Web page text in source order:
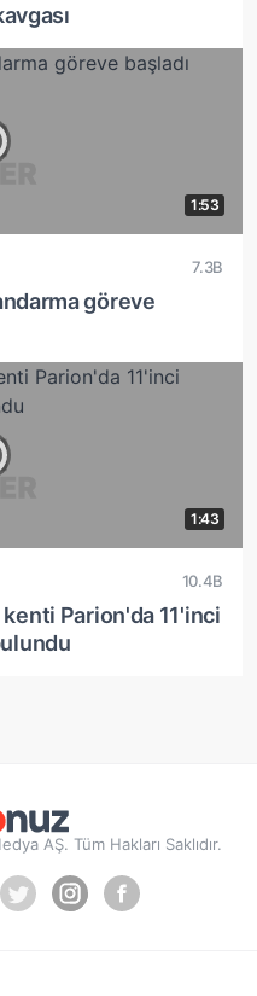
1:53
7.3B
göreve
1:43
10.4B
Parion'da 11'inci
AŞ. Tüm Hakları Saklıdır.